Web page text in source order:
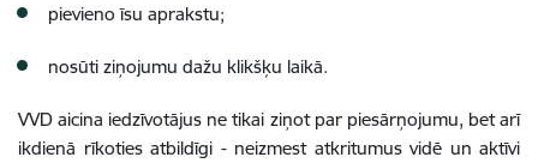
pievieno īsu aprakstu;
nosūti ziņojumu dažu klikšķu laikā.
VVD aicina iedzīvotājus ne tikai ziņot par piesārņojumu, bet arī
ikdienā rīkoties atbildīgi - neizmest atkritumus vidē un aktīvi